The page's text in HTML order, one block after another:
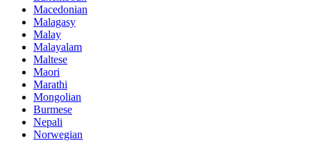
Macedonian
Malagasy
Malay
Malayalam
Maltese
Maori
Marathi
Mongolian
Burmese
Nepali
Norwegian